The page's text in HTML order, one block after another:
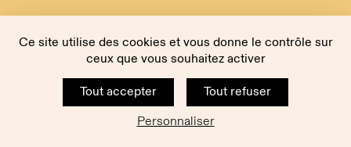
Ce site utilise des cookies et vous donne le contrôle sur
ceux que vous souhaitez activer
Tout accepter
Tout refuser
Personnaliser